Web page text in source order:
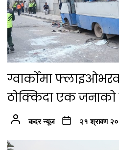
ग्वार्कोमा
ठोक्किदा एक जनाको
कदर न्यूज २१ श्रावण